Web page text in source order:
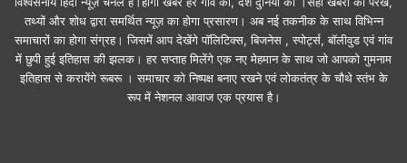
तथ्यों और शोध द्वारा समर्थित न्यूज़ का होगा प्रसारण। अब नई तकनीक के साथ विभिन्न
समाचारों का होगा संग्रह। जिसमें आप देखेंगे पॉलिटिक्स, बिजनेस , स्पोर्ट्स, बॉलीवुड एवं गांव
में छुपी हुई इतिहास की झलक। हर सप्ताह मिलेंगे एक नए मेहमान के साथ जो आपको गुमनाम
इतिहास से करायेंगे रूबरू । समाचार को निष्पक्ष बनाए रखने एवं लोकतंत्र के चौथे स्तंभ के
रूप में नेशनल आवाज एक प्रयास है।